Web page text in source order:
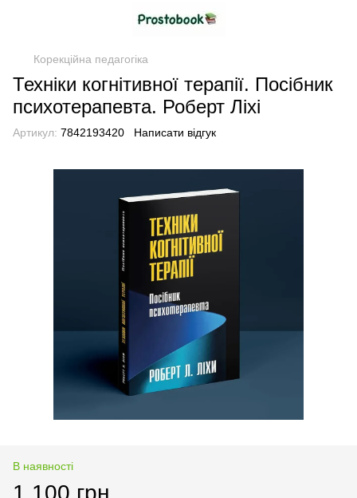
Корекційна педагогіка
Техніки когнітивної терапії. Посібник
психотерапевта. Роберт Ліхі
Артикул: 7842193420 Написати відгук
В наявності
1 100 грн